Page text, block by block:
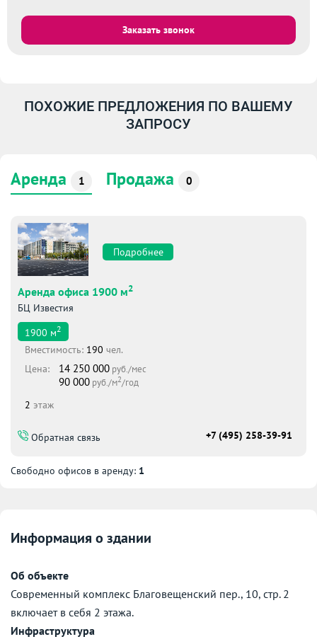
Заказать звонок
ПОХОЖИЕ ПРЕДЛОЖЕНИЯ ПО ВАШЕМУ
ЗАПРОСУ
Аренда 1 Продажа 0
Подробнее
Аренда офиса 1900 м2
БЦ Известия
1900 м2
Вместимоcть: 190 чел.
Цена:
14 250 000 руб./мес
90 000 руб./м2/год
2 этаж
Обратная связь +7 (495) 258-39-91
Свободно офисов в аренду: 1
Информация о здании
Об объекте
Современный комплекс Благовещенский пер., 10, стр. 2
включает в себя 2 этажа.
Инфраструктура